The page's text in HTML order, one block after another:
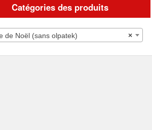
Catégories des produits
×
Noël (sans olpatek)